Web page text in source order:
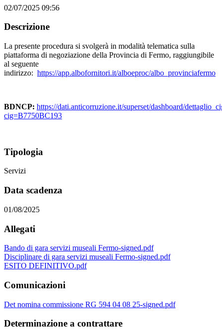
02/07/2025 09:56
Descrizione
La presente procedura si svolgerà in modalità telematica sulla
piattaforma di negoziazione della Provincia di Fermo, raggiungibile
al seguente
indirizzo: https://app.albofornitori.it/alboeproc/albo_provinciafermo
BDNCP: https://dati.anticorruzione.it/superset/dashboard/
cig=B7750BC193
Tipologia
Servizi
Data scadenza
01/08/2025
Allegati
Bando di gara servizi museali Fermo-signed.pdf
Disciplinare di gara servizi museali Fermo-signed.pdf
ESITO DEFINITIVO.pdf
Comunicazioni
Det nomina commissione RG 594 04 08 25-signed.pdf
Determinazione a contrattare